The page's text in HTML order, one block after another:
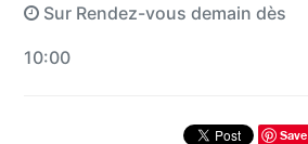
Sur Rendez-vous demain dès
10:00
Save